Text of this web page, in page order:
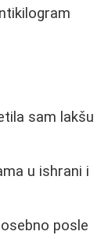
sam lakšu
u ishrani i
posle